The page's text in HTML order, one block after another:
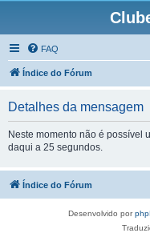
FAQ
Índice do Fórum
Detalhes da mensagem
Neste momento não é possível
daqui a 25 segundos.
Índice do Fórum
Desenvolvido por